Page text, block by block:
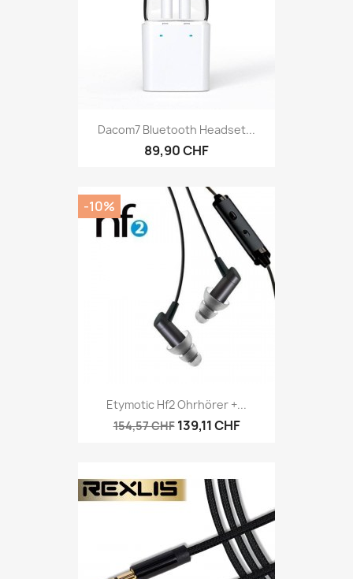
Dacom7 Bluetooth Headset...
89,90 CHF
Etymotic Hf2 Ohrhörer +...
154,57 CHF 139,11 CHF
-10%